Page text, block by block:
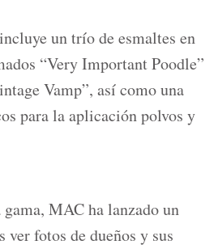
un trío de esmaltes en
“Very Important Poodle”
Vamp”, así como una
para la aplicación polvos y
MAC ha lanzado un
ver fotos de dueños y sus